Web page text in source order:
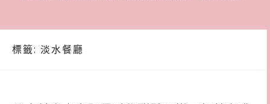
標籤: 淡水餐廳